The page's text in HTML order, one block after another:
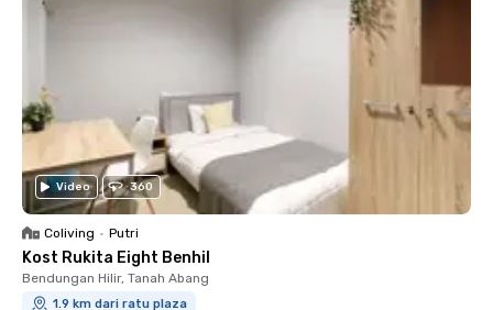
Video 360
Coliving • Putri
Kost Rukita Eight Benhil
Bendungan Hilir, Tanah Abang
1.9 km dari ratu plaza